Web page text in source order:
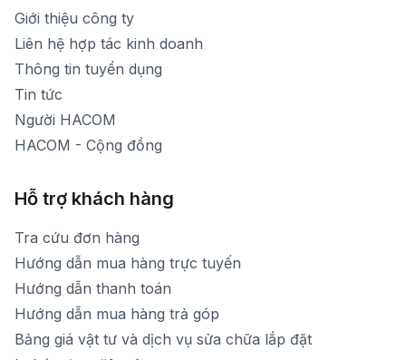
1900 1903 (máy lẻ 160)
[email protected]
Thời gian mở cửa: Từ 8h30-20h hàng ngày
Giới thiệu công ty
Liên hệ hợp tác kinh doanh
Thông tin tuyển dụng
Tin tức
Người HACOM
HACOM - Cộng đồng
Hỗ trợ khách hàng
Tra cứu đơn hàng
Hướng dẫn mua hàng trực tuyến
Hướng dẫn thanh toán
Hướng dẫn mua hàng trả góp
Bảng giá vật tư và dịch vụ sửa chữa lắp đặt